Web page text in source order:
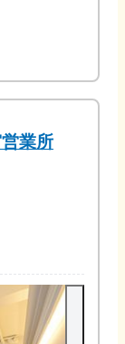
業所